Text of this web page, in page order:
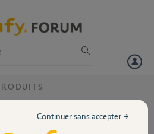
sur
est visible sur le wifi
Continuer sans accepter →